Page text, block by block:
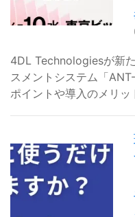
4DL Technologiesが新
スメントシステム「
ポイントや導入のメリッ